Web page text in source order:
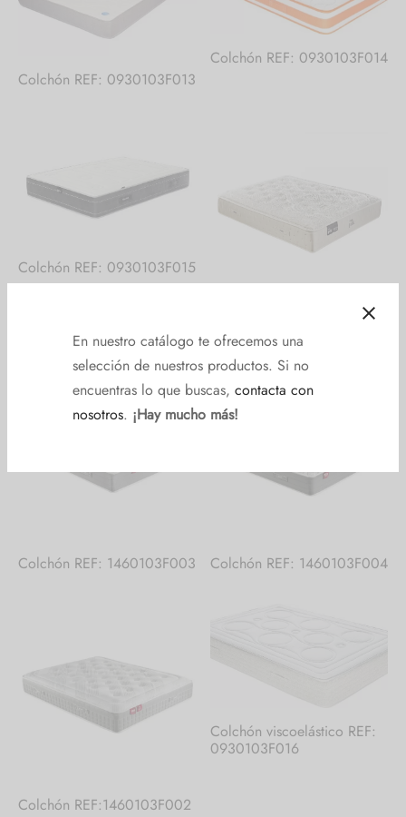
En nuestro catálogo te ofrecemos una
selección de nuestros productos. Si no
encuentras lo que buscas, contacta con
nosotros. ¡Hay mucho más!
Colchón REF: 0930103F013
Colchón REF: 0930103F014
Colchón REF: 0930103F015
Colchón REF: 1460103F001
Colchón REF: 1460103F003 Colchón REF: 1460103F004
Colchón REF:1460103F002
Colchón viscoelástico REF:
0930103F016